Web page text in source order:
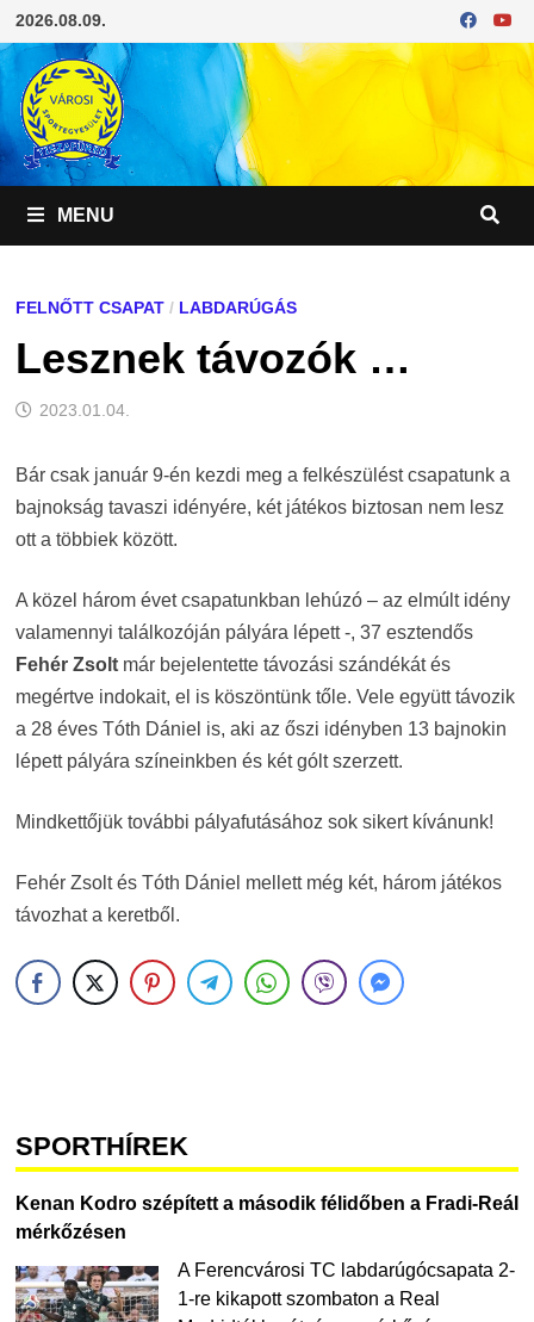
Skip
to
content
2026.08.09.
MENU
FELNŐTT CSAPAT/ LABDARÚGÁS
Lesznek távozók …
2023.01.04.
Bár csak január 9-én kezdi meg a felkészülést csapatunk a
bajnokság tavaszi idényére, két játékos biztosan nem lesz
ott a többiek között.
A közel három évet csapatunkban lehúzó – az elmúlt idény
valamennyi találkozóján pályára lépett -, 37 esztendős
Fehér Zsoltmár bejelentette távozási szándékát és
megértve indokait, el is köszöntünk tőle. Vele együtt távozik
a 28 éves Tóth Dániel is, aki az őszi idényben 13 bajnokin
lépett pályára színeinkben és két gólt szerzett.
Mindkettőjük további pályafutásához sok sikert kívánunk!
Fehér Zsolt és Tóth Dániel mellett még két, három játékos
távozhat a keretből.
SPORTHÍREK
Kenan Kodro szépített a második félidőben a Fradi-Reál
mérkőzésen
A Ferencvárosi TC labdarúgócsapata 2-
1-re kikapott szombaton a Real